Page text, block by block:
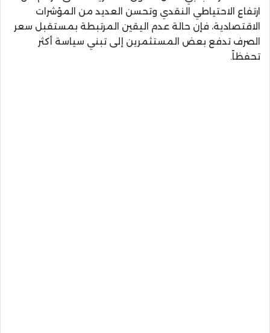
ارتفاع الاحتياطي النقدي وتحسن العديد من المؤشرات
الاقتصادية، فإن حالة عدم اليقين المرتبطة بمستقبل سعر
الصرف تدفع بعض المستثمرين إلى تبني سياسة أكثر
تحفظاً.